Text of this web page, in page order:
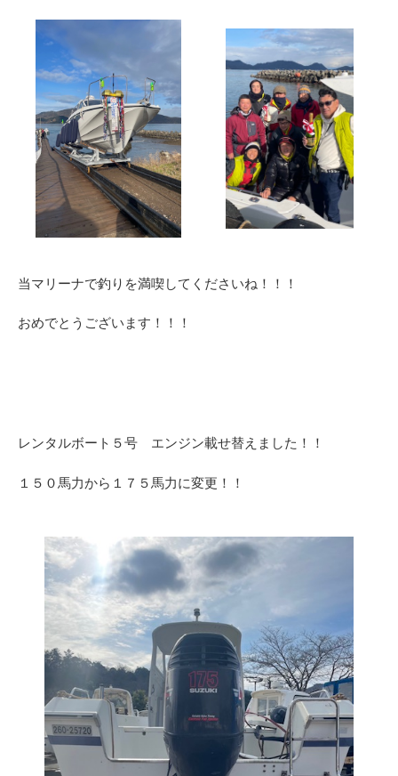
当マリーナで釣りを満喫してくださいね！！！
おめでとうございます！！！
レンタルボート５号 エンジン載せ替えました！！
１５０馬力から１７５馬力に変更！！